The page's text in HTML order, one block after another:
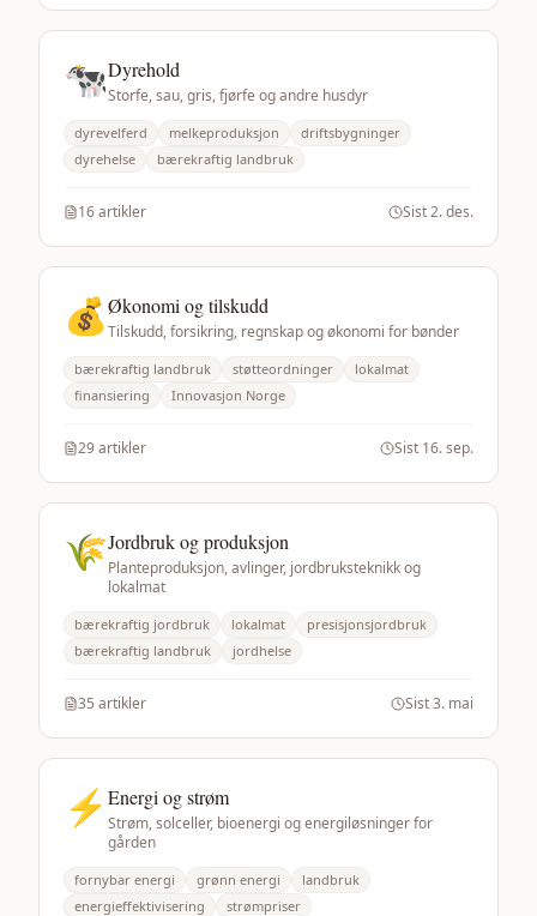
🐄Dyrehold
Storfe, sau, gris, fjørfe og andre husdyr
dyrevelferd melkeproduksjon
driftsbygninger
dyrehelse
bærekraftig landbruk
16artikler Sist2. des.
💰Økonomi og tilskudd
Tilskudd, forsikring, regnskap og økonomi for bønder
bærekraftig landbruk støtteordninger
lokalmat
finansiering
Innovasjon Norge
29artikler Sist 16. sep.
🌾Jordbruk og produksjon
Planteproduksjon, avlinger, jordbruksteknikk og
lokalmat
bærekraftig jordbruk lokalmat
presisjonsjordbruk
bærekraftig landbruk
jordhelse
35 artikler Sist3. mai
⚡ Energi og strøm
Strøm, solceller, bioenergi og energiløsninger for
gården
fornybar energi grønn energi
landbruk
energieffektivisering
strømpriser